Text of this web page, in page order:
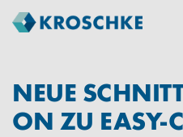
NEUE
ON ZU EASY-